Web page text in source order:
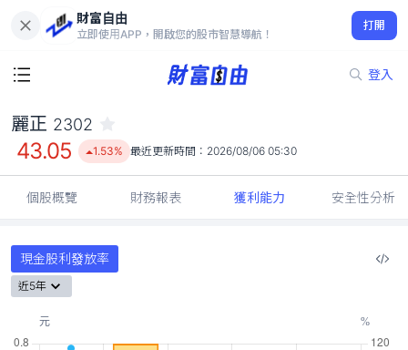
財富自由
立即使用APP，開啟您的股市智慧導航！
打開
登入
43.05
1.53%
麗正 2302
43.05 1.53% 最近更新時間： 2026/08/06 05:30
個股概覽 財務報表 獲利能力 安全性分析
現金股利發放率
近5年